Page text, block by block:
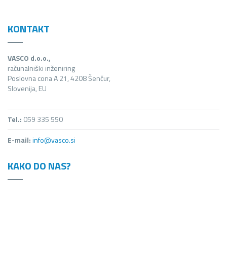
KONTAKT
VASCO d.o.o.,
računalniški inženiring
Poslovna cona A 21, 4208 Šenčur,
Slovenija, EU
Tel.: 059 335 550
E-mail:info@vasco.si
KAKO DO NAS?